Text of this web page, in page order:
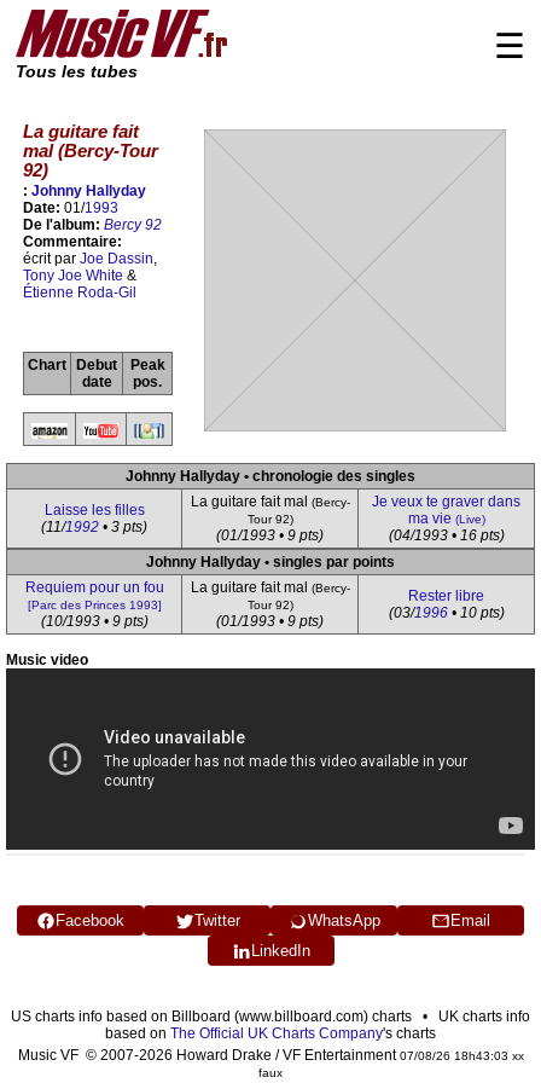
Tous les tubes
☰
La guitare fait
mal (Bercy-Tour
92)
: Johnny Hallyday
Date: 01/1993
De l'album: Bercy 92
Commentaire:
écrit par Joe Dassin,
Tony Joe White &
Étienne Roda-Gil
Chart
Debut
date
Peak
pos.
Johnny Hallyday • chronologie des singles
Laisse les filles
(11/1992 • 3 pts)
La guitare fait mal (Bercy-
Tour 92)
(01/1993 • 9 pts)
Je veux te graver dans
ma vie (Live)
(04/1993 • 16 pts)
Johnny Hallyday • singles par points
Requiem pour un fou
[Parc des Princes 1993]
(10/1993 • 9 pts)
La guitare fait mal (Bercy-
Tour 92)
(01/1993 • 9 pts)
Rester libre
(03/1996• 10 pts)
Music video
Facebook Twitter WhatsApp
Email
LinkedIn
US charts info based on Billboard (www.billboard.com) charts • UK charts info
based on The Official UK Charts Company's charts
Music VF © 2007-2026 Howard Drake / VF Entertainment07/08/26 18h43:03 xx
faux